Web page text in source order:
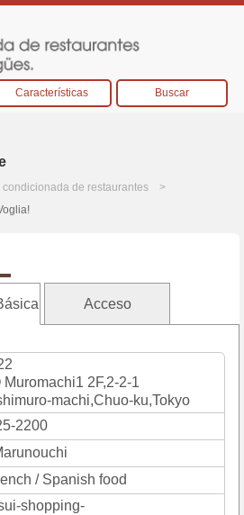
Características Buscar
condicionada de restaurantes
Acceso
2F,2-2-1
machi,Chuo-ku,Tokyo
2200
/ Spanish food
shopping-